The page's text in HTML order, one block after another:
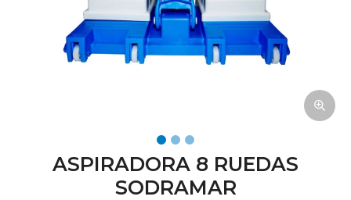
ASPIRADORA 8 RUEDAS
SODRAMAR